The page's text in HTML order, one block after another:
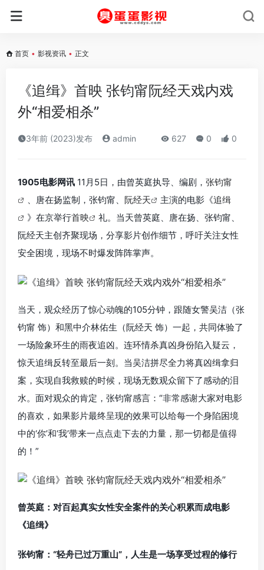
首页 • 影视资讯 • 正文
《追缉》首映 张钧甯阮经天戏内戏
外“相爱相杀”
3年前 (2023)发布 admin 627 0 0
1905电影网讯 11月5日，由曾英庭执导、编剧， 张钧甯
、唐在扬监制，张钧甯、 阮经天 主演的电影《追缉
》在京举行首映
礼。当天曾英庭、唐在扬、张钧甯、
阮经天主创齐聚现场，分享影片创作细节，呼吁关注女性
安全困境，现场不时爆发阵阵掌声。
当天，观众经历了惊心动魄的105分钟，跟随女警吴洁（张
钧甯 饰）和黑中介林佑生（阮经天 饰）一起，共同体验了
一场险象环生的雨夜追凶。连环情杀真凶身份陷入疑云，
惊天追缉反转至最后一刻。当吴洁拼尽全力将真凶缉拿归
案，实现自我救赎的时候，现场无数观众留下了感动的泪
水。面对观众的肯定，张钧甯感言：“非常感谢大家对电影
的喜欢，如果影片最终呈现的效果可以给每一个身陷困境
中的‘你’和‘我’带来一点点走下去的力量，那一切都是值得
的！”
曾英庭：对百起真实女性安全案件的关心积累而成电影
《追缉》
张钧甯：“轻舟已过万重山”，人生是一场享受过程的修行